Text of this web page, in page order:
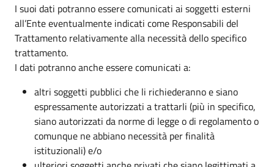
I suoi dati potranno essere comunicati ai soggetti esterni
all’Ente eventualmente indicati come Responsabili del
Trattamento relativamente alla necessità dello specifico
trattamento.
I dati potranno anche essere comunicati a:
altri soggetti pubblici che li richiederanno e siano
espressamente autorizzati a trattarli (più in specifico,
siano autorizzati da norme di legge o di regolamento o
comunque ne abbiano necessità per finalità
istituzionali) e/o